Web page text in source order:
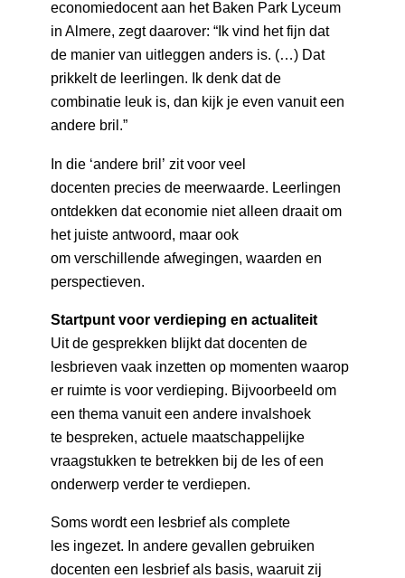
economiedocent aan het Baken Park Lyceum
in Almere, zegt daarover: “Ik vind het fijn dat
de manier van uitleggen anders is. (…) Dat
prikkelt de leerlingen. Ik denk dat de
combinatie leuk is, dan kijk je even vanuit een
andere bril.”
In die ‘andere bril’ zit voor veel
docenten precies de meerwaarde. Leerlingen
ontdekken dat economie niet alleen draait om
het juiste antwoord, maar ook
om verschillende afwegingen, waarden en
perspectieven.
Startpunt voor verdieping en actualiteit
Uit de gesprekken blijkt dat docenten de
lesbrieven vaak inzetten op momenten waarop
er ruimte is voor verdieping. Bijvoorbeeld om
een thema vanuit een andere invalshoek
te bespreken, actuele maatschappelijke
vraagstukken te betrekken bij de les of een
onderwerp verder te verdiepen.
Soms wordt een lesbrief als complete
les ingezet. In andere gevallen gebruiken
docenten een lesbrief als basis, waaruit zij